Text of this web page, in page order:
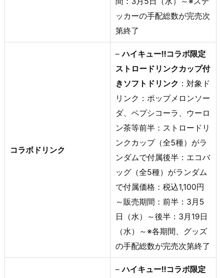
ッカーの手配総数が完売次
第終了
コラボドリンク
–ハイキュー!!コラボ限定
ストロードリンクカップ付
きソフトドリンク ：対象ド
リンク：ポップメロンソー
ダ、ペプシコーラ、ウーロ
ン茶等前半：ストロードリ
ンクカップ（全5種）がラ
ンダムで付属後半：エコバ
ッグ（全5種）がランダム
で付属価格：税込1,100円
～販売期間：前半：3月5
日（水）～後半：3月19日
（水）～※各期間、グッズ
の手配総数が完売次第終了
–ハイキュー!!コラボ限定